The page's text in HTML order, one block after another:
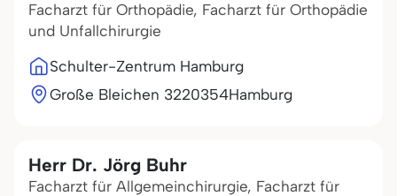
Facharzt für Orthopädie, Facharzt für Orthopädie
und Unfallchirurgie
Schulter-Zentrum Hamburg
Große Bleichen 3220354Hamburg
Herr Dr. Jörg Buhr
Facharzt für Allgemeinchirurgie, Facharzt für